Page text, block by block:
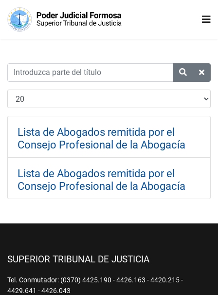
Lista de Abogados remitida por el
Consejo Profesional de la Abogacía
Lista de Abogados remitida por el
Consejo Profesional de la Abogacía
SUPERIOR TRIBUNAL DE JUSTICIA
Tel. Conmutador: (0370) 4425.190 - 4426.163 - 4420.215 -
4429.641 - 4426.043